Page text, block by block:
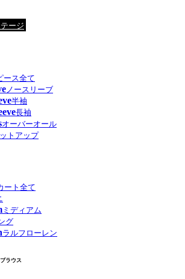
ージ
ース全て
ノースリーブ
半袖
長袖
オーバーオール
トアップ
ート全て
ミディアム
グ
ラルフローレン
ラウス